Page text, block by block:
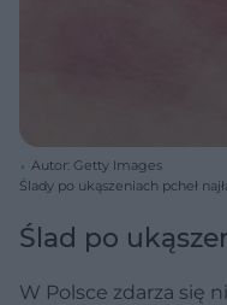
Autor: Getty Images
Ślady po ukąszeniach pcheł
Ślad po
W Polsce zdarza się